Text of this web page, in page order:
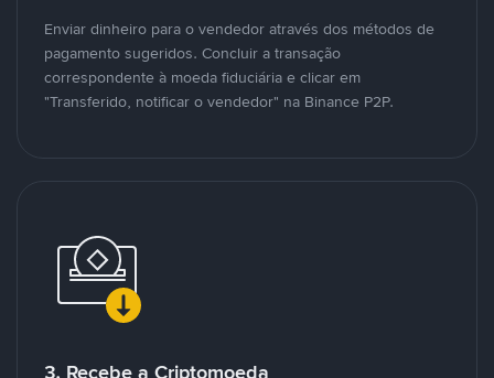
Enviar dinheiro para o vendedor através dos métodos de
pagamento sugeridos. Concluir a transação
correspondente à moeda fiduciária e clicar em
"Transferido, notificar o vendedor" na Binance P2P.
3. Recebe a Criptomoeda